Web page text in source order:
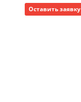
Оставить заявку